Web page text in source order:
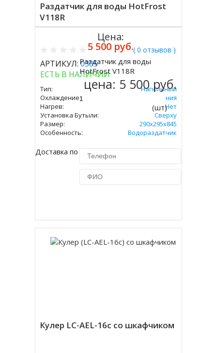
Раздатчик для воды HotFrost
V118R
( 0 отзывов )
АРТИКУЛ:0305
ЕСТЬ В НАЛИЧИИ
Тип:
Напольный
Охлаждение:
Без Охлаждения
Нагрев:
Нет
Установка Бутыли:
Сверху
Размер:
290х295х845
Особенность:
Водораздатчик
Доставка по Москве 450 руб.
Цена:
5 500 руб.
Купить
Раздатчик для воды
HotFrost V118R
цена: 5 500 руб.
(шт)
Кулер LC-AEL-16c со шкафчиком